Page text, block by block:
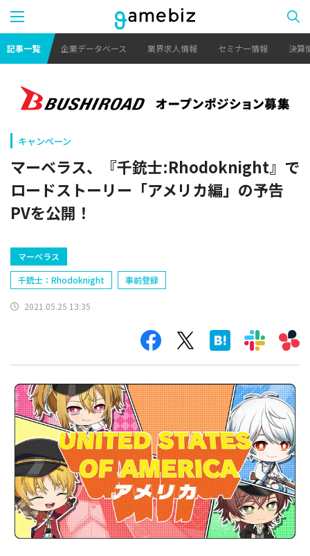
記事一覧 企業データベース 業界求人情報 セミナー情報 決算
キャンペーン
マーベラス、『千銃士:Rhodoknight』で
ロードストーリー「アメリカ編」の予告
PVを公開！
マーベラス
千銃士：Rhodoknight
事前登録
2021.05.25 13:35